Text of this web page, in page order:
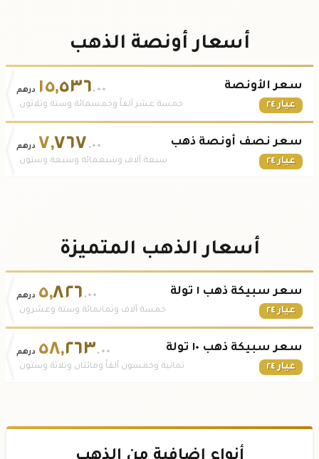
أسعار أونصة الذهب
سعر الأونصة
عيار ٢٤
١٥,٥٣٦.٠٠ درهم
خمسة عشر ألفاً وخمسمائة وستة وثلاثون
سعر نصف أونصة ذهب
عيار ٢٤
٧,٧٦٧ .٠٠ درهم
سبعة آلاف وسبعمائة وسبعة وستون
أسعار الذهب المتميزة
سعر سبيكة ذهب ١ تولة
عيار ٢٤
٥,٨٢٦ .٠٠ درهم
خمسة آلاف وثمانمائة وستة وعشرون
سعر سبيكة ذهب ١٠ تولة
عيار ٢٤
٥٨,٢٦٣.٠٠ درهم
ثمانية وخمسون ألفاً ومائتان وثلاثة وستون